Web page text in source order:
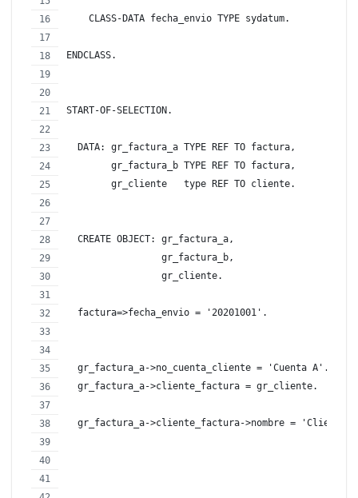
    CLASS-DATA fecha_envio TYPE sydatum.
ENDCLASS.
START-OF-SELECTION.
  DATA: gr_factura_a TYPE REF TO factura,
        gr_factura_b TYPE REF TO factura,
        gr_cliente   type REF TO cliente.
  CREATE OBJECT: gr_factura_a,
                 gr_factura_b,
                 gr_cliente.
  factura=>fecha_envio = '20201001'.
  gr_factura_a->no_cuenta_cliente = 'Cuenta A'.
  gr_factura_a->cliente_factura = gr_cliente.
gr_factura_a->cliente_factura->nombre = 'Cliente